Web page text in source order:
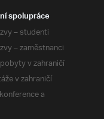
spolupráce
– studenti
– zaměstnanci
v zahraničí
v zahraničí
a